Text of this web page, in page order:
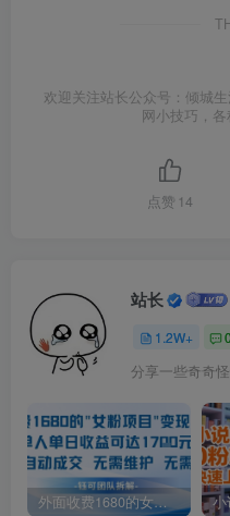
欢迎关注站长公众号：倾城
网小技巧，
点赞 14
站长
1.2W+ 0
外面收费1680的女粉项目变现，单人单日收益可达1.7k，全自动成交无需维护